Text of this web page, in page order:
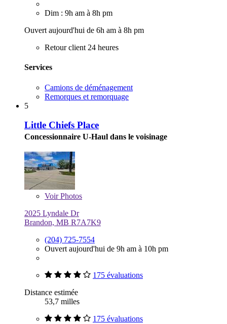
Dim : 9h am à 8h pm
Ouvert aujourd'hui de 6h am à 8h pm
Retour client 24 heures
Services
Camions de déménagement
Remorques et remorquage
5
Little Chiefs Place
Concessionnaire U-Haul dans le voisinage
VoirPhotos
2025 Lyndale Dr
Brandon, MB R7A7K9
(204) 725-7554
Ouvert aujourd'hui de 9h am à 10h pm
175 évaluations
Distance estimée
53,7 milles
175 évaluations